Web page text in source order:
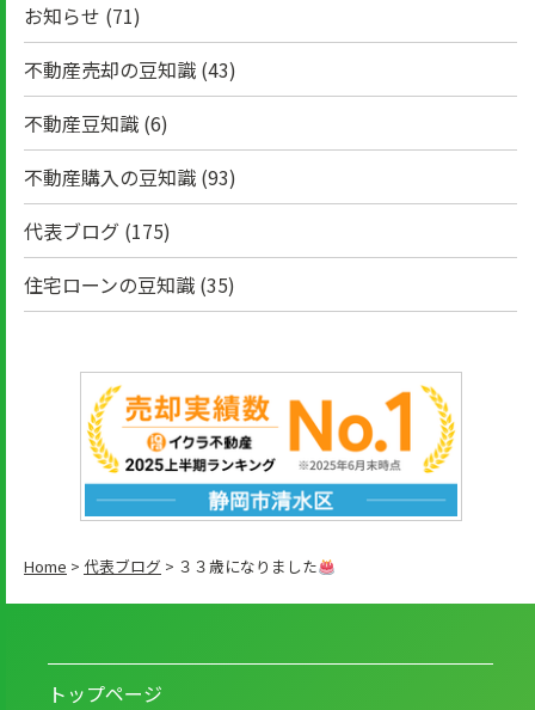
お知らせ (71)
不動産売却の豆知識 (43)
不動産豆知識 (6)
不動産購入の豆知識 (93)
代表ブログ (175)
住宅ローンの豆知識 (35)
Home > 代表ブログ > ３３歳になりました
トップページ